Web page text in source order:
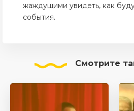
жаждущими увидеть, как
события.
Смотрите